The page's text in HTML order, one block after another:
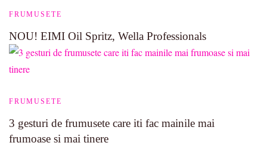
FRUMUSETE
NOU! EIMI Oil Spritz, Wella Professionals
FRUMUSETE
3 gesturi de frumusete care iti fac mainile mai
frumoase si mai tinere